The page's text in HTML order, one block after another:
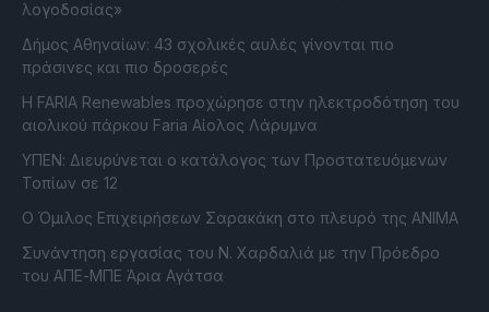
λογοδοσίας»
Δήμος Αθηναίων: 43 σχολικές αυλές γίνονται πιο
πράσινες και πιο δροσερές
Η FARIA Renewables προχώρησε στην ηλεκτροδότηση του
αιολικού πάρκου Faria Αίολος Λάρυμνα
ΥΠΕΝ: Διευρύνεται ο κατάλογος των Προστατευόμενων
Τοπίων σε 12
O Όμιλος Επιχειρήσεων Σαρακάκη στο πλευρό της ΑΝΙΜΑ
Συνάντηση εργασίας του Ν. Χαρδαλιά με την Πρόεδρο
του ΑΠΕ-ΜΠΕ Άρια Αγάτσα